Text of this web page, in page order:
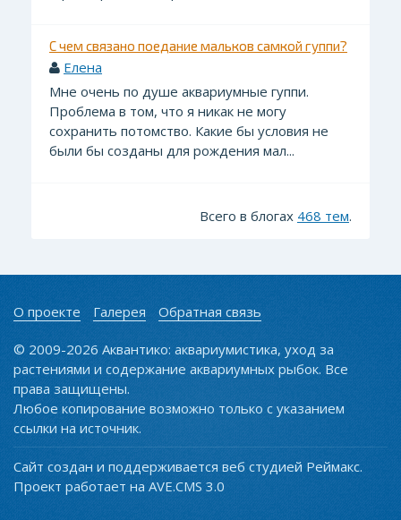
С чем связано поедание мальков самкой гуппи?
Елена
Мне очень по душе аквариумные гуппи.
Проблема в том, что я никак не могу
сохранить потомство. Какие бы условия не
были бы созданы для рождения мал...
Всего в блогах 468 тем.
О проекте Галерея Обратная связь
© 2009-2026 Аквантико: аквариумистика, уход за
растениями и содержание аквариумных рыбок. Все
права защищены.
Любое копирование возможно только с указанием
ссылки на источник.
Сайт создан и поддерживается веб студией Реймакс.
Проект работает на AVE.CMS 3.0